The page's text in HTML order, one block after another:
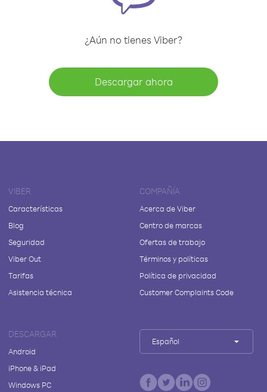
¿Aún no tienes Viber?
Descargar ahora
VIBER
Características
Blog
Seguridad
Viber Out
Tarifas
Asistencia técnica
COMPAÑÍA
Acerca de Viber
Centro de marcas
Ofertas de trabajo
Términos y políticas
Política de privacidad
Customer Complaints Code
DESCARGAR
Android
iPhone & iPad
Windows PC
Español